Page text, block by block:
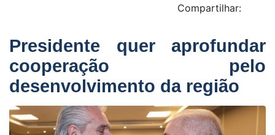
Compartilhar:
Presidente quer aprofundar
cooperação pelo
desenvolvimento da região